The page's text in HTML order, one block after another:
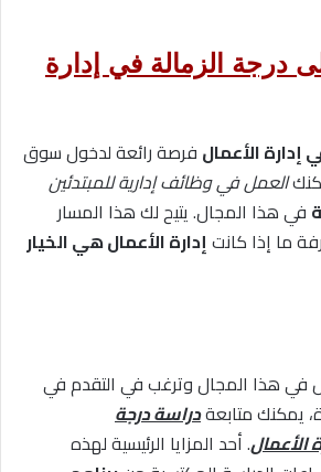
درجة الزمالة في إدارة
إدارة الأعمال فرصة رائعة لدخول سوق
العمل في وظائف إدارية للمبتدئين
في هذا المجال. يتيح لك هذا المسار
ما إذا كانتإدارة الأعمال هي الخيار
في هذا المجال وترغب في التقدم في
يمكنك متابعةدراسة درجة
الأعمال. أحد المزايا الرئيسية لهذه